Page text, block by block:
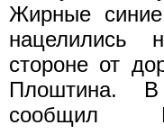
Жирные
нацелились
стороне от
Плоштина.
сообщил